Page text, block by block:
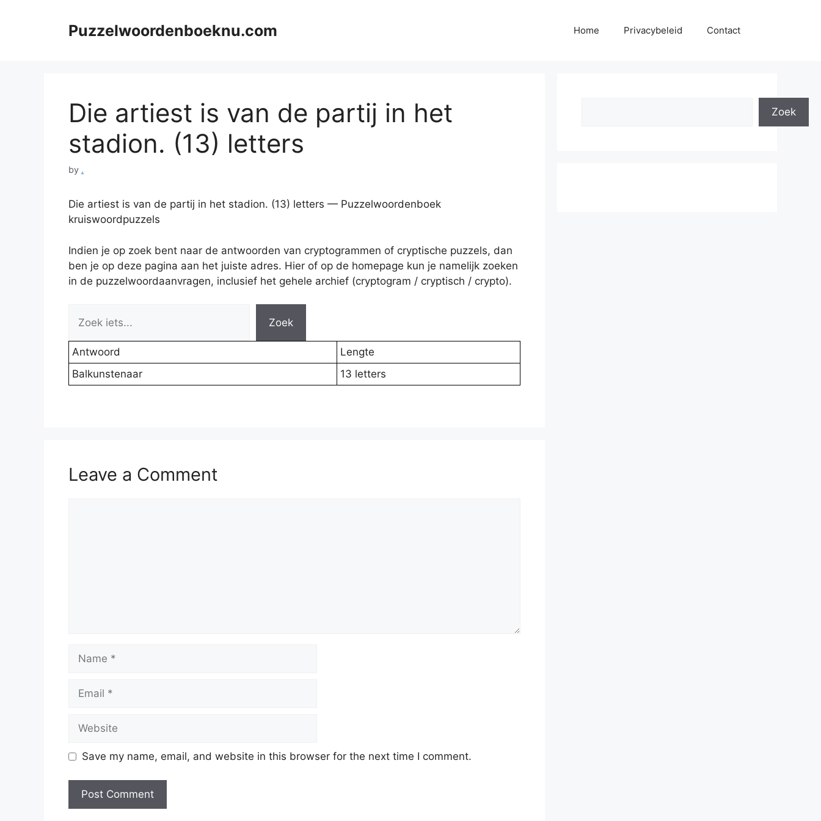
Puzzelwoordenboeknu.com Home Privacybeleid Contact
Die artiest is van de partij in het
stadion. (13) letters
by .
Die artiest is van de partij in het stadion. (13) letters — Puzzelwoordenboek
kruiswoordpuzzels
Indien je op zoek bent naar de antwoorden van cryptogrammen of cryptische puzzels, dan
ben je op deze pagina aan het juiste adres. Hier of op de homepage kun je namelijk zoeken
in de puzzelwoordaanvragen, inclusief het gehele archief (cryptogram / cryptisch / crypto).
Zoek
Antwoord
Lengte
Balkunstenaar
13 letters
Leave a Comment
Name
Email
Website
Save my name, email, and website in this browser for the next time I comment.
Zoek